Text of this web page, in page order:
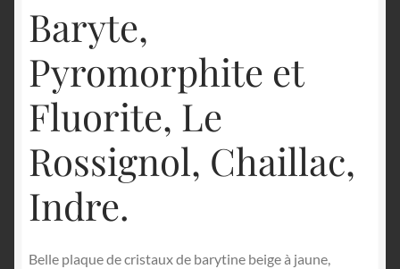
Baryte,
Pyromorphite et
Fluorite, Le
Rossignol, Chaillac,
Indre.
Belle plaque de cristaux de barytine beige à jaune,